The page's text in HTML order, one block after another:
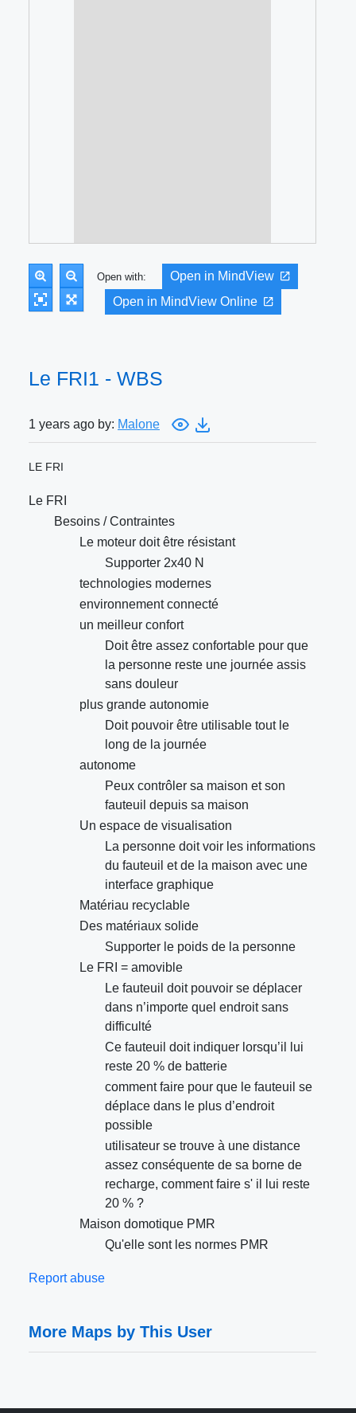
Open with:
Open in MindView
Open in MindView Online
Le FRI1 - WBS
1 years ago by: Malone
LE FRI
Le FRI
Besoins / Contraintes
Le moteur doit être résistant
Supporter 2x40 N
technologies modernes
environnement connecté
un meilleur confort
Doit être assez confortable pour que
la personne reste une journée assis
sans douleur
plus grande autonomie
Doit pouvoir être utilisable tout le
long de la journée
autonome
Peux contrôler sa maison et son
fauteuil depuis sa maison
Un espace de visualisation
La personne doit voir les informations
du fauteuil et de la maison avec une
interface graphique
Matériau recyclable
Des matériaux solide
Supporter le poids de la personne
Le FRI = amovible
Le fauteuil doit pouvoir se déplacer
dans n’importe quel endroit sans
difficulté
Ce fauteuil doit indiquer lorsqu’il lui
reste 20 % de batterie
comment faire pour que le fauteuil se
déplace dans le plus d’endroit
possible
utilisateur se trouve à une distance
assez conséquente de sa borne de
recharge, comment faire s' il lui reste
20 % ?
Maison domotique PMR
Qu'elle sont les normes PMR
Report abuse
More Maps by This User